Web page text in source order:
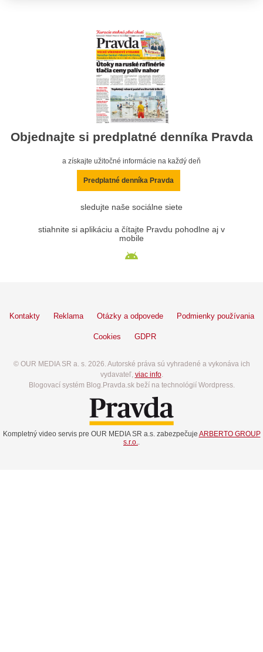
Objednajte si predplatné denníka Pravda
a získajte užitočné informácie na každý deň
Predplatné denníka Pravda
sledujte naše sociálne siete
stiahnite si aplikáciu a čítajte Pravdu pohodlne aj v
mobile
Kontakty Reklama Otázky a odpovede Podmienky používania
Cookies GDPR
© OUR MEDIA SR a. s. 2026. Autorské práva sú vyhradené a vykonáva ich
vydavateľ, viac info.
Blogovací systém Blog.Pravda.sk beží na technológií Wordpress.
Kompletný video servis pre OUR MEDIA SR a.s. zabezpečuje ARBERTO GROUP
s.r.o..